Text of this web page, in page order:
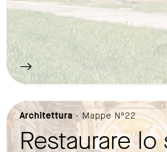
Architettura- Mappe N°22
Restaurare